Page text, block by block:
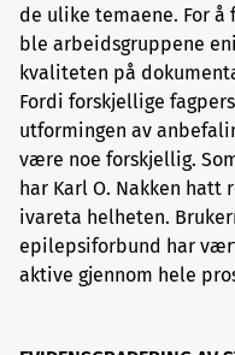
de ulike temaene. For
ble arbeidsgruppene
kvaliteten på
Fordi forskjellige
utformingen av
være noe forskjellig.
har Karl O. Nakken hatt
ivareta helheten.
epilepsiforbund har
aktive gjennom hele